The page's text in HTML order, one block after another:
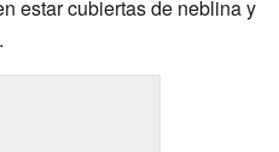
estar cubiertas de neblina y